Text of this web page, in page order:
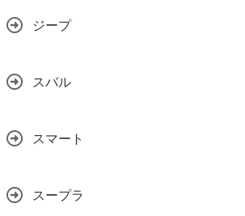
ジープ
スバル
スマート
スープラ